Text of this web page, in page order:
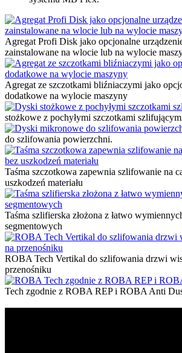
Agregat Profi Disk jako opcjonalne
zainstalowane na wlocie lub na wylocie
Agregat ze szczotkami bliźniaczymi jako
dodatkowe na wylocie maszyny
stożkowe z pochyłymi szczotkami
do szlifowania powierzchni.
Taśma szczotkowa zapewnia szlifowanie na
uszkodzeń materiału
Taśma szlifierska złożona z łatwo
segmentowych
ROBA Tech Vertikal do szlifowania drzwi
przenośniku
Tech zgodnie z ROBA REP i ROBA Anti